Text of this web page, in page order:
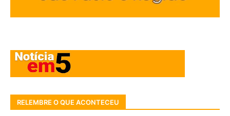
RELEMBRE O QUE ACONTECEU